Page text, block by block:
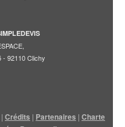
- 92110 Clichy
| Crédits | Partenaires | Charte